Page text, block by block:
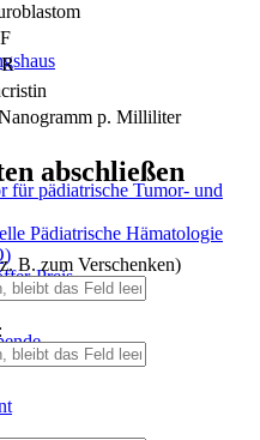
für pädiatrische Tumor- und
Pädiatrische Hämatologie
Preis
p. Milliliter
abschließen
B. zum Verschenken)